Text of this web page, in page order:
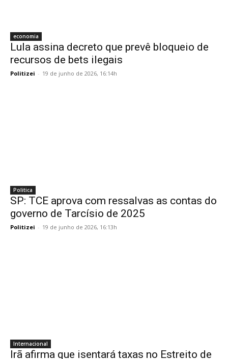
economia
Lula assina decreto que prevê bloqueio de
recursos de bets ilegais
Politizei - 19 de junho de 2026, 16:14h
Politica
SP: TCE aprova com ressalvas as contas do
governo de Tarcísio de 2025
Politizei - 19 de junho de 2026, 16:13h
Internacional
Irã afirma que isentará taxas no Estreito de